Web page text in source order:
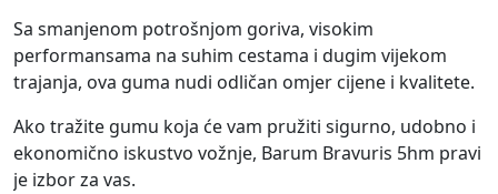
Sa smanjenom potrošnjom goriva, visokim
performansama na suhim cestama i dugim vijekom
trajanja, ova guma nudi odličan omjer cijene i kvalitete.
Ako tražite gumu koja će vam pružiti sigurno, udobno i
ekonomično iskustvo vožnje, Barum Bravuris 5hm pravi
je izbor za vas.